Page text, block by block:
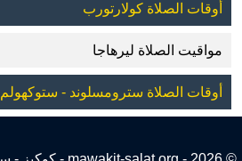
أوقات الصلاة كولارتورب
مواقيت الصلاة ليرهاجا
أوقات الصلاة سترومسلوند - ستوكهولم